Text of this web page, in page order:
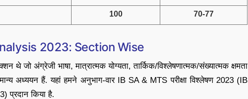
100 70-77
2023: Section Wise
थे जो अंग्रेजी भाषा, मात्रात्मक योग्यता, तार्किक/विश्लेषणात्मक/संख्यात्मक क्षमता
अध्ययन हैं. यहां हमने अनुभाग-वार IB SA & MTS परीक्षा विश्लेषण 2023 (IB
प्रदान किया है.